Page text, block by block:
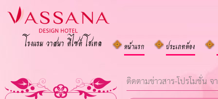
โรงแรม วาสนา ดีไซด์ โฮเทล หน้าแรก ประเภทห้อง
ติดตามข่าวสาร-โปรโมชั่น